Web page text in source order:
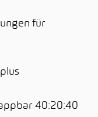
für
40:20:40